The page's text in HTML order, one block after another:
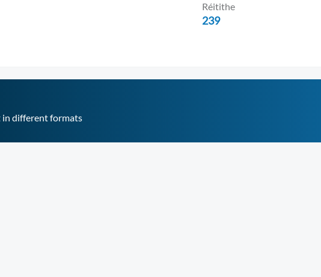
Réitithe
239
in different formats